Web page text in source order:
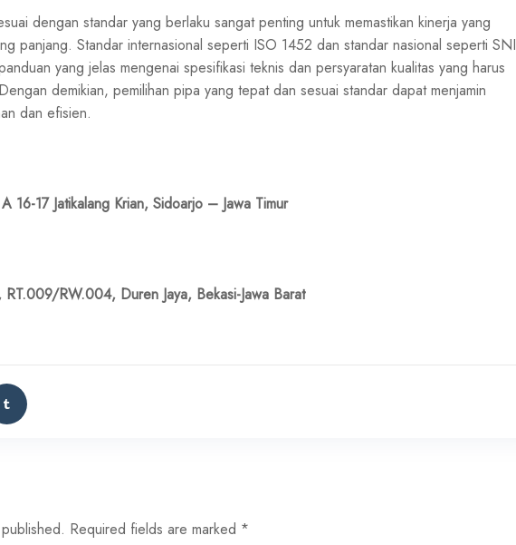
dengan standar yang berlaku sangat penting untuk memastikan kinerja yang
panjang. Standar internasional seperti ISO 1452 dan standar nasional seperti SNI
yang jelas mengenai spesifikasi teknis dan persyaratan kualitas yang harus
demikian, pemilihan pipa yang tepat dan sesuai standar dapat menjamin
dan efisien.
16-17 Jatikalang Krian, Sidoarjo – Jawa Timur
RT.009/RW.004, Duren Jaya, Bekasi-Jawa Barat
Required fields are marked *